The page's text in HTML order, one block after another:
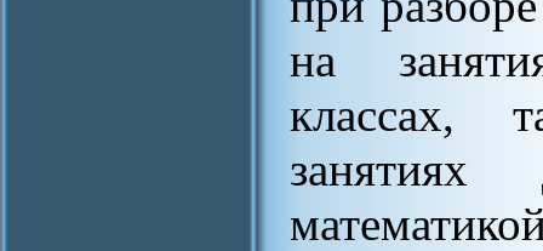
на
классах,